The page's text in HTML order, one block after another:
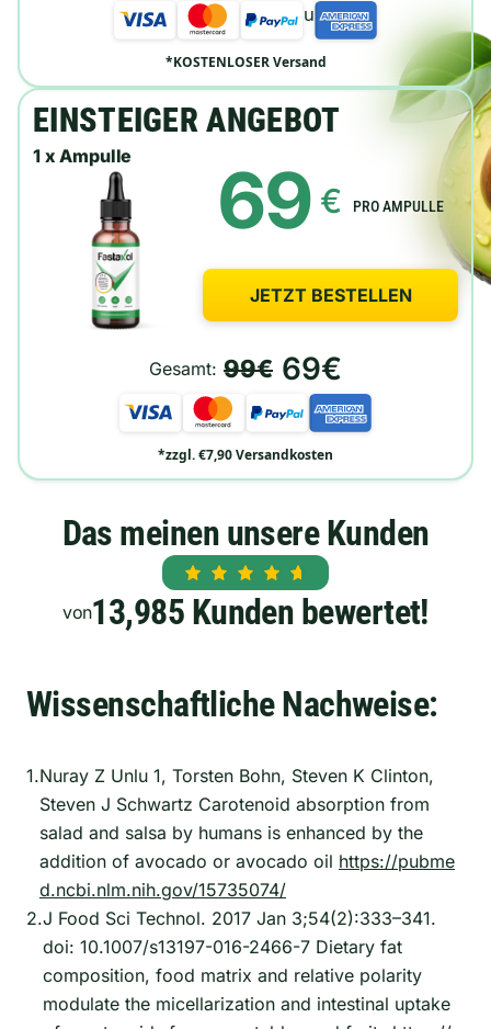
EINSTEIGER ANGEBOT
1 x Ampulle 69 € PRO AMPULLE
JETZT BESTELLEN
Gesamt: 99€ 69€
*zzgl. €7,90 Versandkosten
u
*KOSTENLOSER Versand
Das meinen unsere Kunden
von13,985 Kunden bewertet!
Wissenschaftliche Nachweise:
1.Nuray Z Unlu 1, Torsten Bohn, Steven K Clinton,
Steven J Schwartz Carotenoid absorption from
salad and salsa by humans is enhanced by the
addition of avocado or avocado oil https://pubme
d.ncbi.nlm.nih.gov/15735074/
2.J Food Sci Technol. 2017 Jan 3;54(2):333–341.
doi: 10.1007/s13197-016-2466-7 Dietary fat
composition, food matrix and relative polarity
modulate the micellarization and intestinal uptake